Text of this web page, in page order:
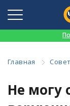
Главная
Не могу